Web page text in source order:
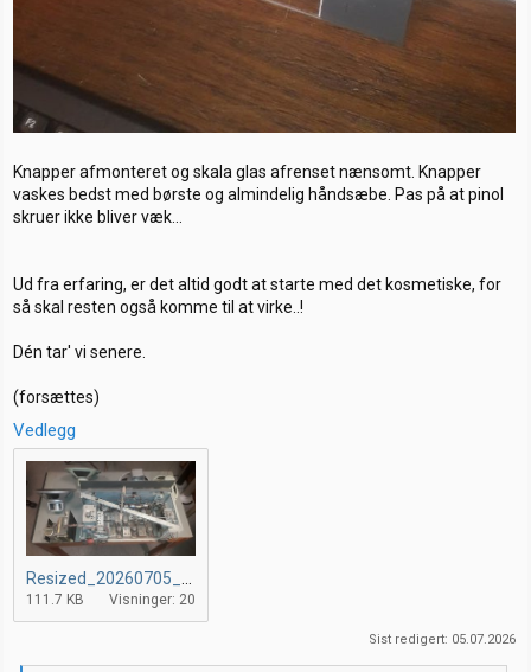
Knapper afmonteret og skala glas afrenset nænsomt. Knapper
vaskes bedst med børste og almindelig håndsæbe. Pas på at pinol
skruer ikke bliver væk...
Ud fra erfaring, er det altid godt at starte med det kosmetiske, for
så skal resten også komme til at virke..!
Dén tar' vi senere.
(forsættes)
Vedlegg
111.7 KB Visninger: 20
Sist redigert: 05.07.2026